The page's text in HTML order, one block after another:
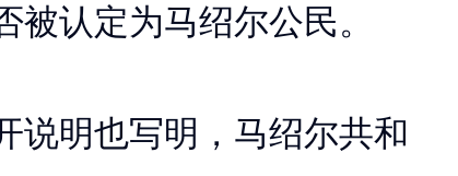
认定为马绍尔公民。
说明也写明，马绍尔共和